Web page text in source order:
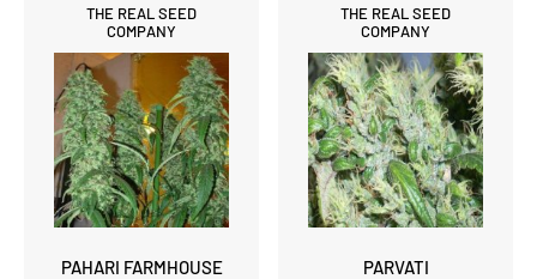
THE REAL SEED
COMPANY
PAHARI FARMHOUSE
THE REAL SEED
COMPANY
PARVATI